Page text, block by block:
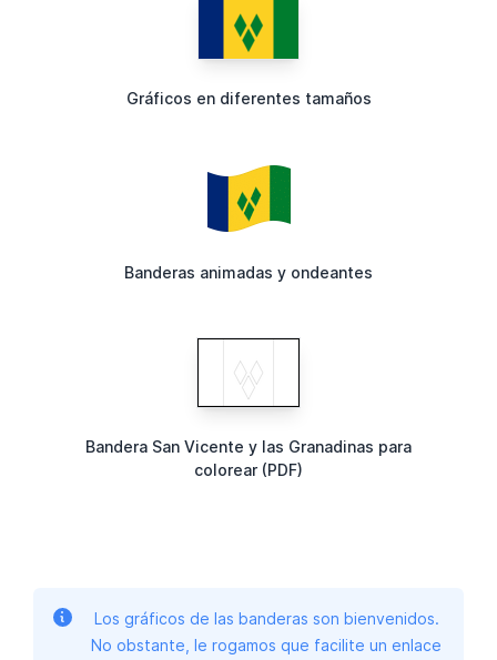
Gráficos en diferentes tamaños
Banderas animadas y ondeantes
Bandera San Vicente y las Granadinas para
colorear (PDF)
Los gráficos de las banderas son bienvenidos.
No obstante, le rogamos que facilite un enlace